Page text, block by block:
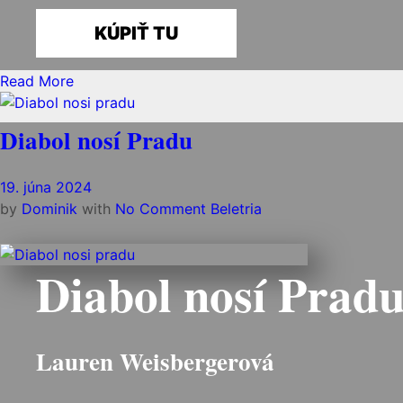
KÚPIŤ TU
Read More
Diabol nosí Pradu
19. júna 2024
by Dominik with No Comment Beletria
Diabol nosí
Lauren Weisbergerová